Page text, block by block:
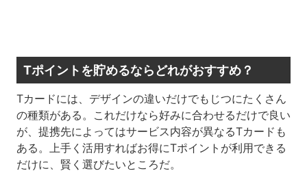
Tポイントを貯めるならどれがおすすめ？
Tカードには、デザインの違いだけでもじつにたくさん
の種類がある。これだけなら好みに合わせるだけで良い
が、提携先によってはサービス内容が異なるTカードも
ある。上手く活用すればお得にTポイントが利用できる
だけに、賢く選びたいところだ。